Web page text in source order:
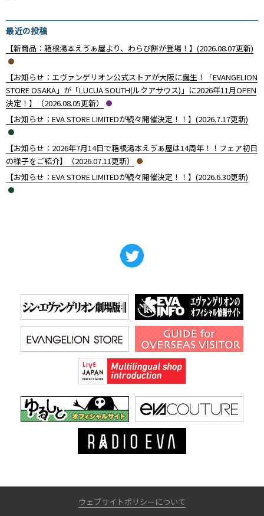
最近の投稿
【新商品：箱根湯本えゔぁ屋より、わらび餅が登場！】(2026.08.07更新)
【お知らせ：エヴァンゲリオン公式ストアが大阪に誕生！「EVANGELION
STORE OSAKA」が「LUCUA SOUTH(ルクアサウス)」に2026年11月OPEN
決定！】（2026.08.05更新）
【お知らせ：EVA STORE LIMITEDが続々開催決定！！】(2026.7.17更新)
【お知らせ：2026年7月14日で箱根湯本えゔぁ屋は14周年！！フェア初日
の様子をご紹介】（2026.07.11更新）
【お知らせ：EVA STORE LIMITEDが続々開催決定！！】(2026.6.30更新)
ウェブサイトポリシーについて